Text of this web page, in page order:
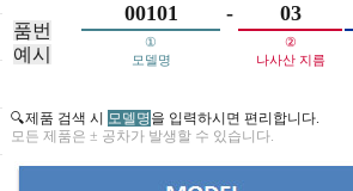
품번
예시
00101 - 03
①
모델명
②
나사산 지름
🔍제품 검색 시 모델명을 입력하시면 편리합니다.
모든 제품은 ± 공차가 발생할 수 있습니다.